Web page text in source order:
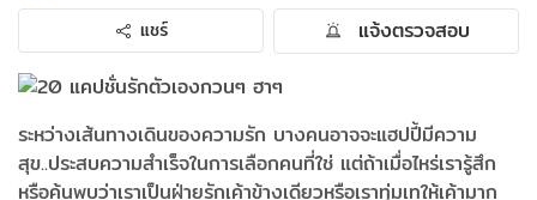
แชร์
แจ้งตรวจสอบ
ระหว่างเส้นทางเดินของความรัก บางคนอาจจะแฮปปี้มีความ
สุข..ประสบความสำเร็จในการเลือกคนที่ใช่ แต่ถ้าเมื่อไหร่เรารู้สึก
หรือค้นพบว่าเราเป็นฝ่ายรักเค้าข้างเดียวหรือเราทุ่มเทให้เค้ามาก